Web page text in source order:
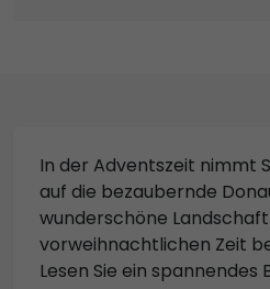
In der Adventszeit nimmt
auf die bezaubernde
wunderschöne
vorweihnachtlichen Zeit
Lesen Sie ein spannendes